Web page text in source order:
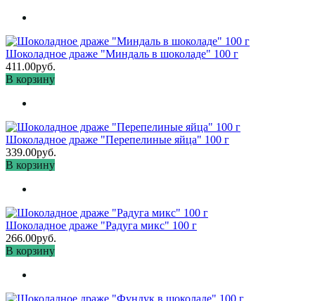
Шоколадное драже "Миндаль в шоколаде" 100 г
411.00руб.
В корзину
Шоколадное драже "Перепелиные яйца" 100 г
339.00руб.
В корзину
Шоколадное драже "Радуга микс" 100 г
266.00руб.
В корзину